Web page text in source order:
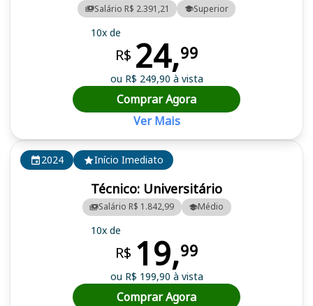
2024 Início Imediato
Técnico: Universitário
Salário R$ 1.842,99 Médio
10x de
R$ 19,99
ou R$ 199,90 à vista
Comprar Agora
Salário R$ 2.391,21 Superior
10x de
R$ 24,99
ou R$ 249,90 à vista
Comprar Agora
Ver Mais